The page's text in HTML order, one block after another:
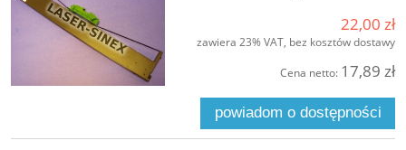
22,00 zł
zawiera 23% VAT, bez kosztów dostawy
Cena netto: 17,89 zł
powiadom o dostępności